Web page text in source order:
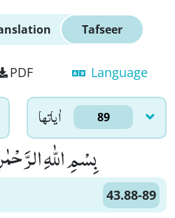
Tafseer
PDF Language
اٰياتها 89
بِسْمِ اللّٰهِ
43.88-89